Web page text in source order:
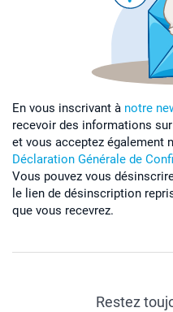
En vous inscrivant à notre
recevoir des informations
et vous acceptez également
Déclaration Générale de
Vous pouvez vous
le lien de désinscription
que vous recevrez.
Restez